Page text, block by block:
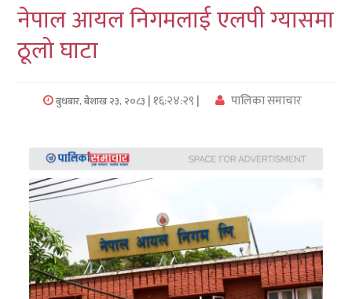
कर्णाली
सुदुरपश्चिम
प्रदेश/
समाचार
अन्तरवार्ता
फोटो
समाचार
भिडियो
नेपाल आयल निगमलाई एलपी ग्यासमा
ठूलो घाटा
बुधबार, बैशाख २३, २०८३ | १६:२४:२९ | पालिका समाचार